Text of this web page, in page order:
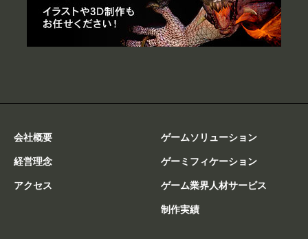
会社概要
経営理念
アクセス
ゲームソリューション
ゲーミフィケーション
ゲーム業界人材サービス
制作実績